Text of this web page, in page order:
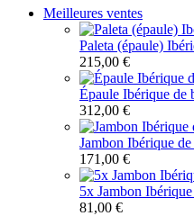
Meilleures ventes
Paleta (épaule)
215,00 €
Épaule Ibérique de
312,00 €
Jambon Ibérique
171,00 €
5x Jambon
81,00 €